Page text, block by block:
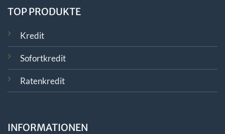
TOP PRODUKTE
Kredit
Sofortkredit
Ratenkredit
INFORMATIONEN